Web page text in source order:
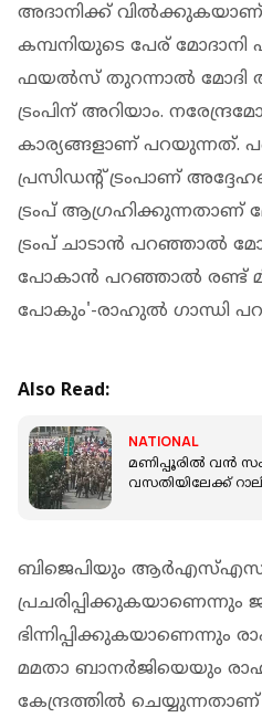
അദാനിക്ക്
കമ്പനിയുടെ പേര് മോദാനി
ഫയല്‍സ് തുറന്നാല്‍ മോദി
ട്രംപിന് അറിയാം.
കാര്യങ്ങളാണ് പറയുന്നത്.
പ്രസിഡന്റ് ട്രംപാണ്
ട്രംപ് ആഗ്രഹിക്കുന്നതാണ്
ട്രംപ് ചാടാന്‍ പറഞ്ഞാല്‍
പോകാന്‍ പറഞ്ഞാല്‍ രണ്ട്
പോകും'-രാഹുല്‍ ഗാന്ധി
Also Read:
NATIONAL
മണിപ്പൂരില്‍ വന്‍
വസതിയിലേക്ക്
ബിജെപിയും ആര്‍എസ്എസും
പ്രചരിപ്പിക്കുകയാണെന്നും
ഭിന്നിപ്പിക്കുകയാണെന്നും
മമതാ ബാനര്‍ജിയെയും
കേന്ദ്രത്തില്‍